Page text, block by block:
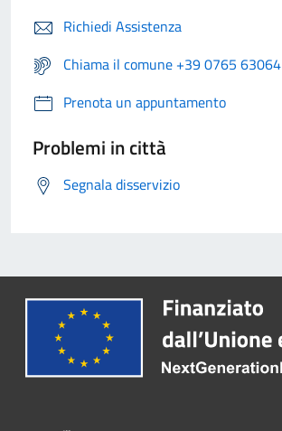
Richiedi Assistenza
Chiama il comune +39 0765 63064
Prenota un appuntamento
Problemi in città
Segnala disservizio